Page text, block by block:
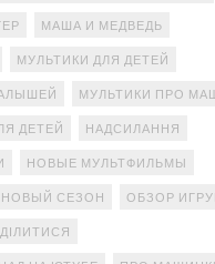
МАША И МЕДВЕДЬ
МУЛЬТИКИ ДЛЯ ДЕТЕЙ
МУЛЬТИКИ ПРО
ДЕТЕЙ НАДСИЛАННЯ
НОВЫЕ МУЛЬТФИЛЬМЫ
НОВЫЙ СЕЗОН ОБЗОР